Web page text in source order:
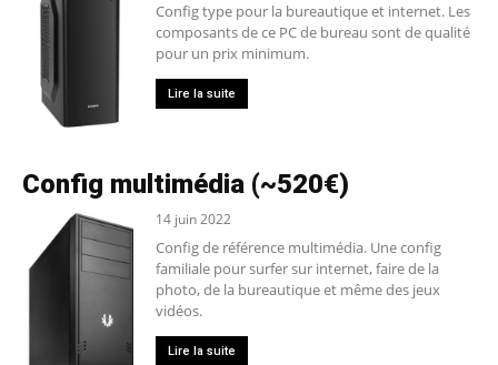
Config type pour la bureautique et internet. Les
composants de ce PC de bureau sont de qualité
pour un prix minimum.
Lire la suite
Config multimédia (~520€)
14 juin 2022
Config de référence multimédia. Une config
familiale pour surfer sur internet, faire de la
photo, de la bureautique et même des jeux
vidéos.
Lire la suite